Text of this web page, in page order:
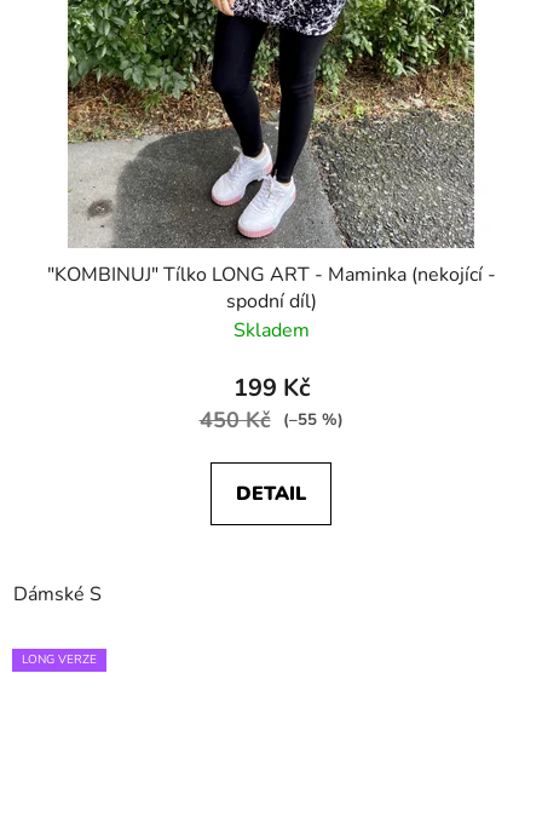
"KOMBINUJ" Tílko LONG ART - Maminka (nekojící -
spodní díl)
Skladem
199 Kč
450 Kč (–55 %)
DETAIL
Dámské S
LONG VERZE